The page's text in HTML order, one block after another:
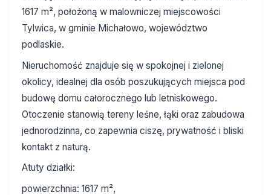
1617 m², położoną w malowniczej miejscowości
Tylwica, w gminie Michałowo, województwo
podlaskie.
Nieruchomość znajduje się w spokojnej i zielonej
okolicy, idealnej dla osób poszukujących miejsca pod
budowę domu całorocznego lub letniskowego.
Otoczenie stanowią tereny leśne, łąki oraz zabudowa
jednorodzinna, co zapewnia ciszę, prywatność i bliski
kontakt z naturą.
Atuty działki:
powierzchnia: 1617 m²,